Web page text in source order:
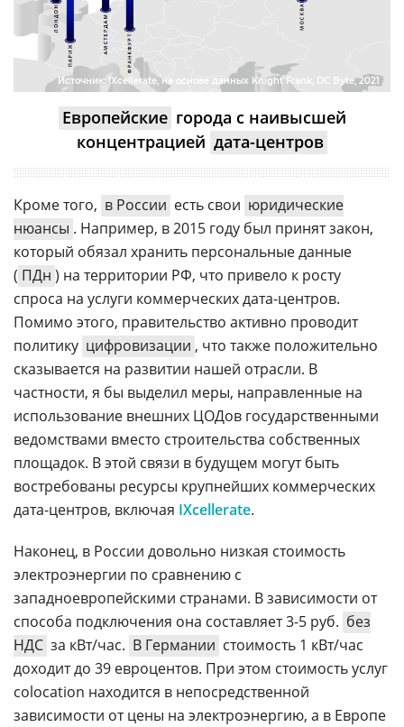
Источник: IXcellerate, на основе данных Knight Frank, DC Byte, 2021
Европейские города с наивысшей
концентрацией дата-центров
Кроме того, в России есть свои юридические
нюансы . Например, в 2015 году был принят закон,
который обязал хранить персональные данные
( ПДн ) на территории РФ, что привело к росту
спроса на услуги коммерческих дата-центров.
Помимо этого, правительство активно проводит
политику цифровизации , что также положительно
сказывается на развитии нашей отрасли. В
частности, я бы выделил меры, направленные на
использование внешних ЦОДов государственными
ведомствами вместо строительства собственных
площадок. В этой связи в будущем могут быть
востребованы ресурсы крупнейших коммерческих
дата-центров, включая IXcellerate.
Наконец, в России довольно низкая стоимость
электроэнергии по сравнению с
западноевропейскими странами. В зависимости от
способа подключения она составляет 3-5 руб. без
НДС за кВт/час. В Германии стоимость 1 кВт/час
доходит до 39 евроцентов. При этом стоимость услуг
colocation находится в непосредственной
зависимости от цены на электроэнергию, а в Европе